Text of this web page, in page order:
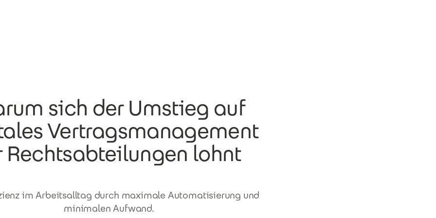
sich der Umstieg auf
Vertragsmanagement
Rechtsabteilungen lohnt
im Arbeitsalltag durch maximale Automatisierung und
minimalen Aufwand.